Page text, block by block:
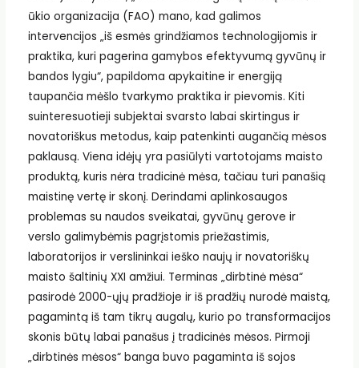
ūkio organizacija (FAO) mano, kad galimos
intervencijos „iš esmės grindžiamos technologijomis ir
praktika, kuri pagerina gamybos efektyvumą gyvūnų ir
bandos lygiu“, papildoma apykaitine ir energiją
taupančia mėšlo tvarkymo praktika ir pievomis. Kiti
suinteresuotieji subjektai svarsto labai skirtingus ir
novatoriškus metodus, kaip patenkinti augančią mėsos
paklausą. Viena idėjų yra pasiūlyti vartotojams maisto
produktą, kuris nėra tradicinė mėsa, tačiau turi panašią
maistinę vertę ir skonį. Derindami aplinkosaugos
problemas su naudos sveikatai, gyvūnų gerove ir
verslo galimybėmis pagrįstomis priežastimis,
laboratorijos ir verslininkai ieško naujų ir novatoriškų
maisto šaltinių XXI amžiui. Terminas „dirbtinė mėsa“
pasirodė 2000-ųjų pradžioje ir iš pradžių nurodė maistą,
pagamintą iš tam tikrų augalų, kurio po transformacijos
skonis būtų labai panašus į tradicinės mėsos. Pirmoji
„dirbtinės mėsos“ banga buvo pagaminta iš sojos